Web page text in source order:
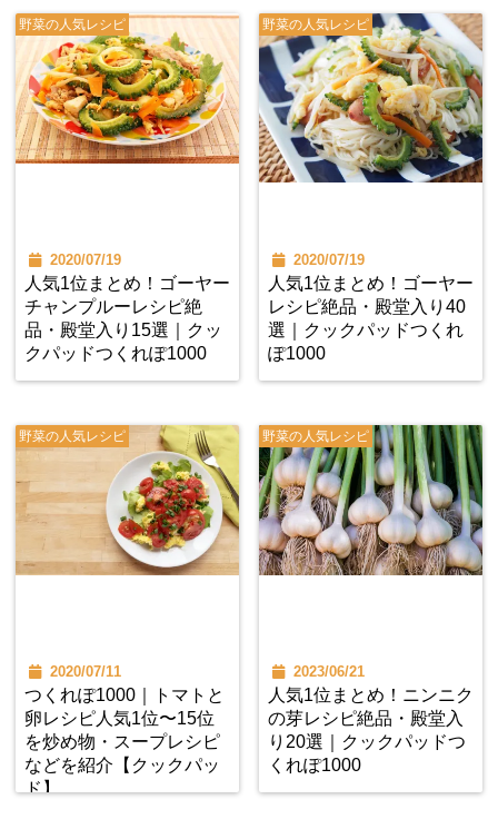
野菜の人気レシピ
2020/07/19
人気1位まとめ！ゴーヤー
チャンプルーレシピ絶
品・殿堂入り15選｜クッ
クパッドつくれぽ1000
野菜の人気レシピ
2020/07/19
人気1位まとめ！ゴーヤー
レシピ絶品・殿堂入り40
選｜クックパッドつくれ
ぽ1000
野菜の人気レシピ
2020/07/11
つくれぽ1000｜トマトと
卵レシピ人気1位〜15位
を炒め物・スープレシピ
などを紹介【クックパッ
ド】
野菜の人気レシピ
2023/06/21
人気1位まとめ！ニンニク
の芽レシピ絶品・殿堂入
り20選｜クックパッドつ
くれぽ1000